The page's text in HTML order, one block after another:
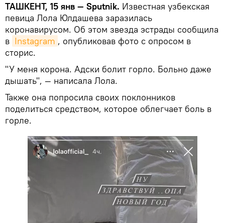
ТАШКЕНТ, 15 янв — Sputnik. Известная узбекская
певица Лола Юлдашева заразилась
коронавирусом. Об этом звезда эстрады сообщила
в Instagram , опубликовав фото с опросом в
сторис.
"У меня корона. Адски болит горло. Больно даже
дышать", — написала Лола.
Также она попросила своих поклонников
поделиться средством, которое облегчает боль в
горле.